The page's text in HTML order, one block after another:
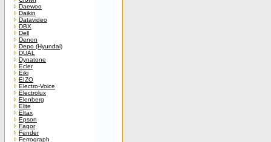
Daewoo
Daikin
Datavideo
DBX
Dell
Denon
Depo (Hyundai)
DUAL
Dynatone
Ecler
Eiki
EIZO
Electro-Voice
Electrolux
Elenberg
Elite
Eltax
Epson
Fagor
Fender
Ferrograph